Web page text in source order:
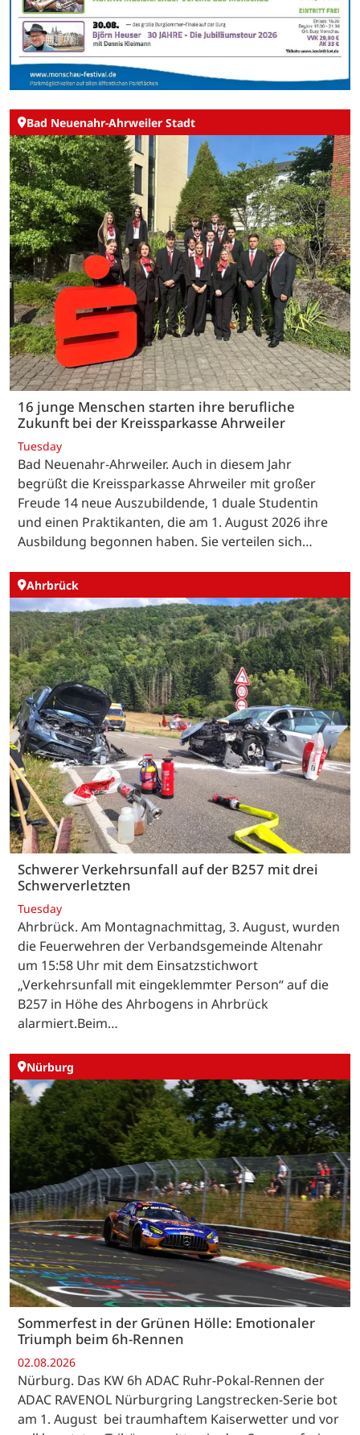
Bad Neuenahr-Ahrweiler Stadt
16 junge Menschen starten ihre berufliche
Zukunft bei der Kreissparkasse Ahrweiler
Tuesday
Bad Neuenahr-Ahrweiler. Auch in diesem Jahr
begrüßt die Kreissparkasse Ahrweiler mit großer
Freude 14 neue Auszubildende, 1 duale Studentin
und einen Praktikanten, die am 1. August 2026 ihre
Ausbildung begonnen haben. Sie verteilen sich…
Ahrbrück
Schwerer Verkehrsunfall auf der B257 mit drei
Schwerverletzten
Tuesday
Ahrbrück. Am Montagnachmittag, 3. August, wurden
die Feuerwehren der Verbandsgemeinde Altenahr
um 15:58 Uhr mit dem Einsatzstichwort
„Verkehrsunfall mit eingeklemmter Person“ auf die
B257 in Höhe des Ahrbogens in Ahrbrück
alarmiert.Beim…
Nürburg
Sommerfest in der Grünen Hölle: Emotionaler
Triumph beim 6h-Rennen
02.08.2026
Nürburg. Das KW 6h ADAC Ruhr-Pokal-Rennen der
ADAC RAVENOL Nürburgring Langstrecken-Serie bot
am 1. August bei traumhaftem Kaiserwetter und vor